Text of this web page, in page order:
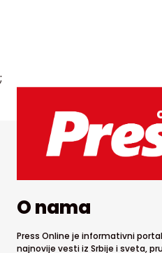
;
O nama
Press Online je informativni
najnovije vesti iz Srbije i sveta,